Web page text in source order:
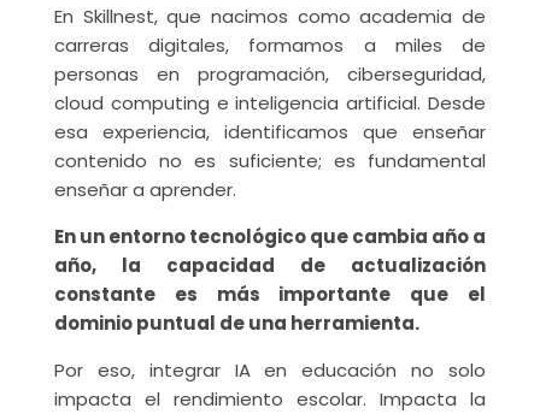
En Skillnest, que nacimos como academia de
carreras digitales, formamos a miles de
personas en programación, ciberseguridad,
cloud computing e inteligencia artificial. Desde
esa experiencia, identificamos que enseñar
contenido no es suficiente; es fundamental
enseñar a aprender.
En un entorno tecnológico que cambia año a
año, la capacidad de actualización
constante es más importante que el
dominio puntual de una herramienta.
Por eso, integrar IA en educación no solo
impacta el rendimiento escolar. Impacta la